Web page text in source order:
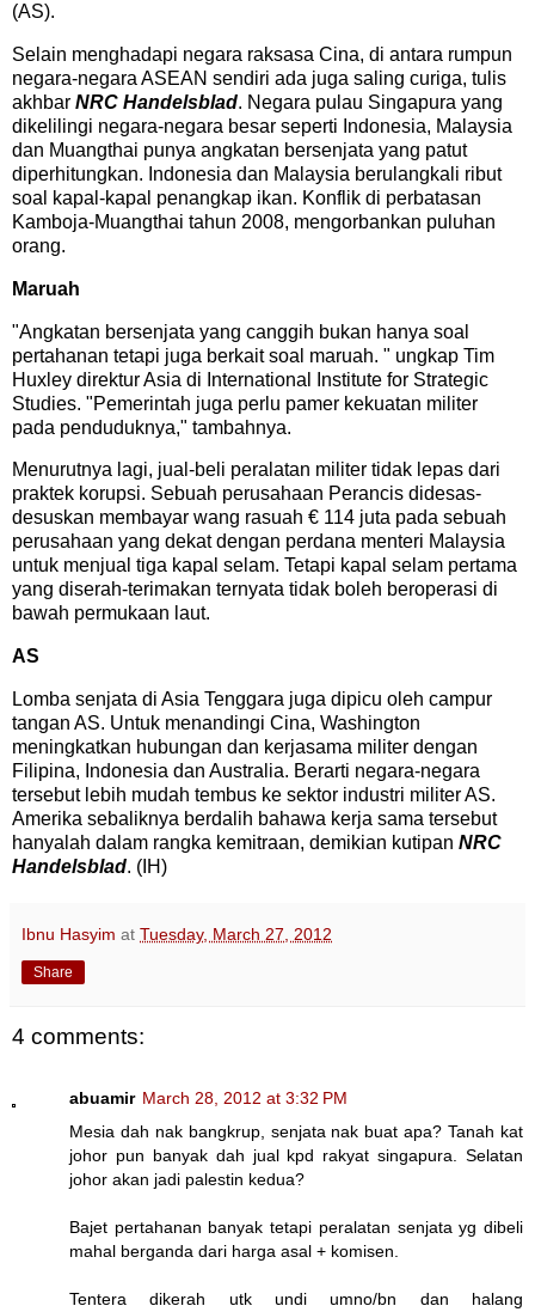
(AS).
Selain menghadapi negara raksasa Cina, di antara rumpun
negara-negara ASEAN sendiri ada juga saling curiga, tulis
akhbar NRC Handelsblad. Negara pulau Singapura yang
dikelilingi negara-negara besar seperti Indonesia, Malaysia
dan Muangthai punya angkatan bersenjata yang patut
diperhitungkan. Indonesia dan Malaysia berulangkali ribut
soal kapal-kapal penangkap ikan. Konflik di perbatasan
Kamboja-Muangthai tahun 2008, mengorbankan puluhan
orang.
Maruah
"Angkatan bersenjata yang canggih bukan hanya soal
pertahanan tetapi juga berkait soal maruah. " ungkap Tim
Huxley direktur Asia di International Institute for Strategic
Studies. "Pemerintah juga perlu pamer kekuatan militer
pada penduduknya," tambahnya.
Menurutnya lagi, jual-beli peralatan militer tidak lepas dari
praktek korupsi. Sebuah perusahaan Perancis didesas-
desuskan membayar wang rasuah € 114 juta pada sebuah
perusahaan yang dekat dengan perdana menteri Malaysia
untuk menjual tiga kapal selam. Tetapi kapal selam pertama
yang diserah-terimakan ternyata tidak boleh beroperasi di
bawah permukaan laut.
AS
Lomba senjata di Asia Tenggara juga dipicu oleh campur
tangan AS. Untuk menandingi Cina, Washington
meningkatkan hubungan dan kerjasama militer dengan
Filipina, Indonesia dan Australia. Berarti negara-negara
tersebut lebih mudah tembus ke sektor industri militer AS.
Amerika sebaliknya berdalih bahawa kerja sama tersebut
hanyalah dalam rangka kemitraan, demikian kutipan NRC
Handelsblad. (IH)
Ibnu Hasyim at Tuesday, March 27, 2012
Share
4 comments:
abuamir March 28, 2012 at 3:32 PM
Mesia dah nak bangkrup, senjata nak buat apa? Tanah kat
johor pun banyak dah jual kpd rakyat singapura. Selatan
johor akan jadi palestin kedua?
Bajet pertahanan banyak tetapi peralatan senjata yg dibeli
mahal berganda dari harga asal + komisen.
Tentera dikerah utk undi umno/bn dan halang